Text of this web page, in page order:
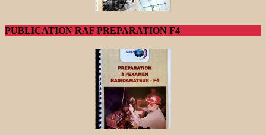
PUBLICATION RAF PREPARATION F4